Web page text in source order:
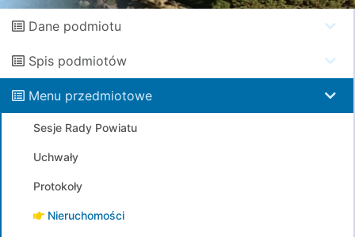
Dane podmiotu
Spis podmiotów
Menu przedmiotowe
Sesje Rady Powiatu
Uchwały
Protokoły
Nieruchomości